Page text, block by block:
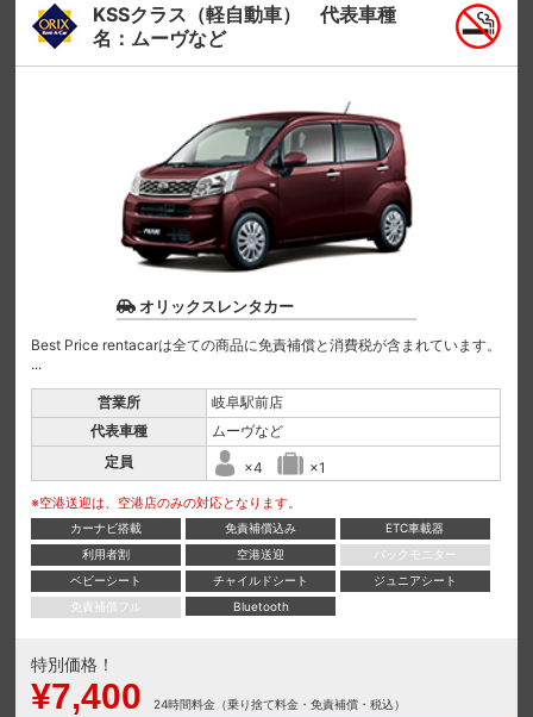
KSSクラス（軽自動車） 代表車種
名：ムーヴなど
オリックスレンタカー
Best Price rentacarは全ての商品に免責補償と消費税が含まれています。
...
営業所
岐阜駅前店
代表車種
ムーヴなど
定員
×4 ×1
※空港送迎は、空港店のみの対応となります。
カーナビ搭載 免責補償込み
ETC車載器
利用者割
空港送迎
バックモニター
ベビーシート
チャイルドシート
ジュニアシート
免責補償フル
Bluetooth
特別価格！
¥7,400 24時間料金（乗り捨て料金・免責補償・税込）